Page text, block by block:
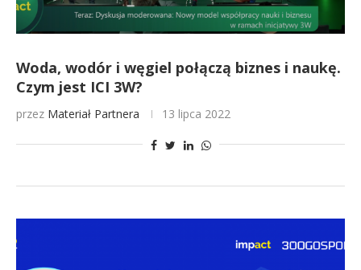
Woda, wodór i węgiel połączą biznes i naukę.
Czym jest ICI 3W?
przez Materiał Partnera 13 lipca 2022